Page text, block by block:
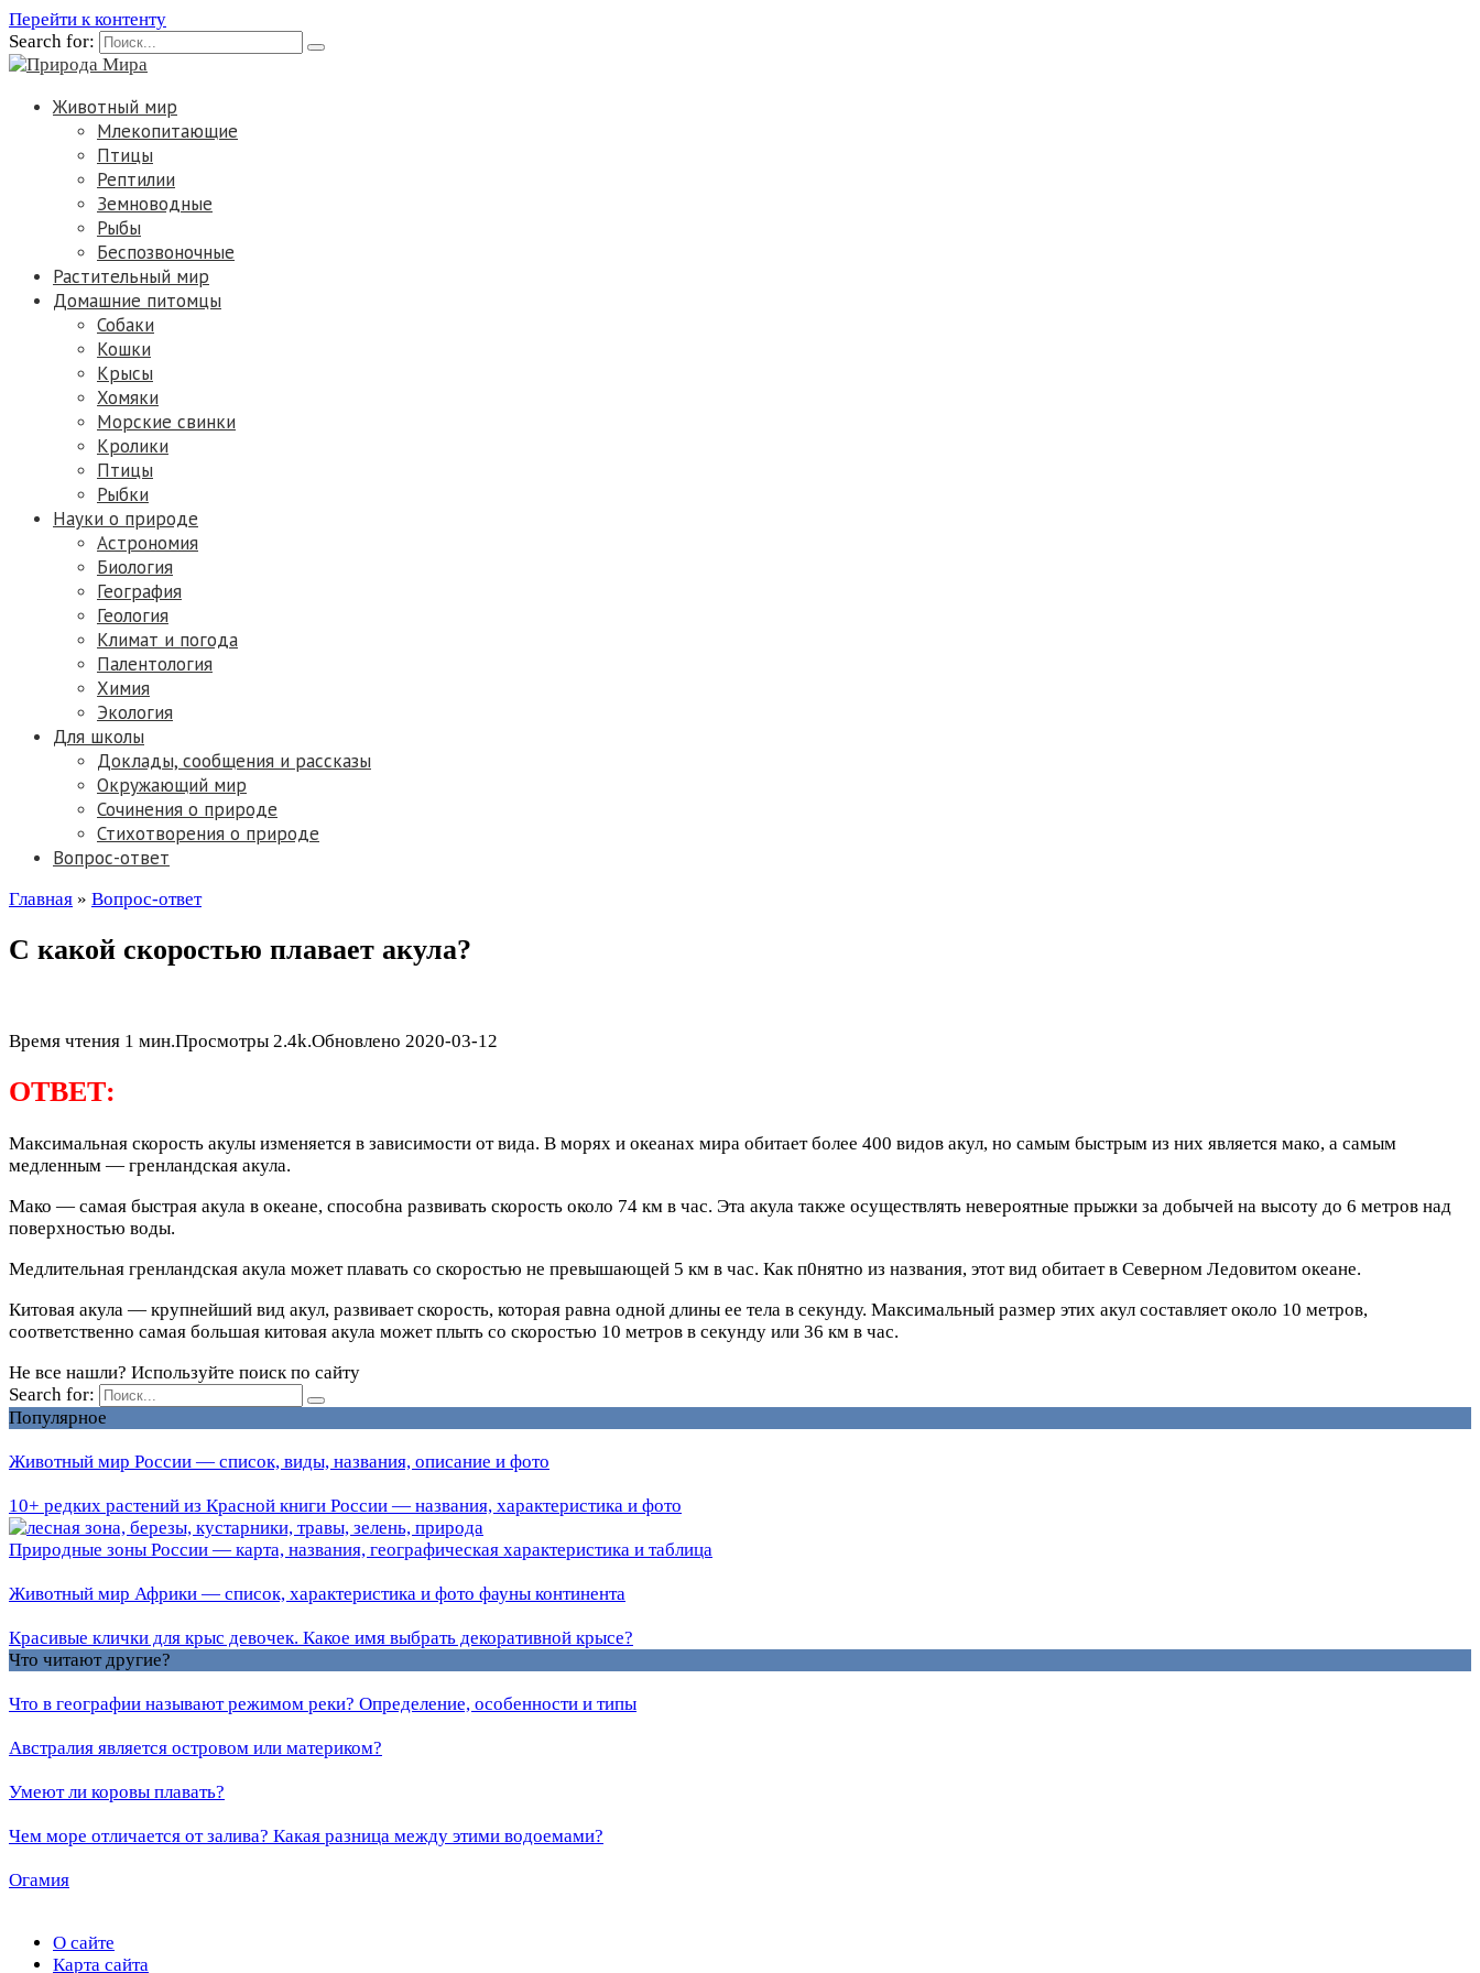
Перейти к контенту
Search for:
Животный мир
Млекопитающие
Птицы
Рептилии
Земноводные
Рыбы
Беспозвоночные
Растительный мир
Домашние питомцы
Собаки
Кошки
Крысы
Хомяки
Морские свинки
Кролики
Птицы
Рыбки
Науки о природе
Астрономия
Биология
География
Геология
Климат и погода
Палентология
Химия
Экология
Для школы
Доклады, сообщения и рассказы
Окружающий мир
Сочинения о природе
Стихотворения о природе
Вопрос-ответ
Главная » Вопрос-ответ
С какой скоростью плавает акула?
Время чтения 1 мин.Просмотры 2.4k.Обновлено 2020-03-12
ОТВЕТ:
Максимальная скорость акулы изменяется в зависимости от вида. В морях и океанах мира обитает более 400 видов акул, но самым быстрым из них является мако, а самым
медленным — гренландская акула.
Мако — самая быстрая акула в океане, способна развивать скорость около 74 км в час. Эта акула также осуществлять невероятные прыжки за добычей на высоту до 6 метров над
поверхностью воды.
Медлительная гренландская акула может плавать со скоростью не превышающей 5 км в час. Как п0нятно из названия, этот вид обитает в Северном Ледовитом океане.
Китовая акула — крупнейший вид акул, развивает скорость, которая равна одной длины ее тела в секунду. Максимальный размер этих акул составляет около 10 метров,
соответственно самая большая китовая акула может плыть со скоростью 10 метров в секунду или 36 км в час.
Не все нашли? Используйте поиск по сайту
Search for:
Популярное
Животный мир России — список, виды, названия, описание и фото
10+ редких растений из Красной книги России — названия, характеристика и фото
Природные зоны России — карта, названия, географическая характеристика и таблица
Животный мир Африки — список, характеристика и фото фауны континента
Красивые клички для крыс девочек. Какое имя выбрать декоративной крысе?
Что читают другие?
Что в географии называют режимом реки? Определение, особенности и типы
Австралия является островом или материком?
Умеют ли коровы плавать?
Чем море отличается от залива? Какая разница между этими водоемами?
Огамия
О сайте
Карта сайта